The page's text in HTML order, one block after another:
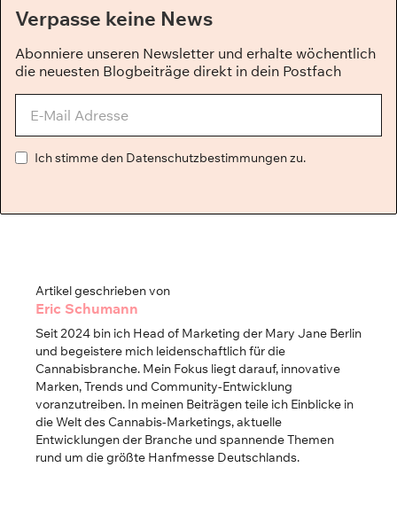
Verpasse keine News
Abonniere unseren Newsletter und erhalte wöchentlich
die neuesten Blogbeiträge direkt in dein Postfach
Ich stimme den Datenschutzbestimmungen zu.
Artikel geschrieben von
Eric Schumann
Seit 2024 bin ich Head of Marketing der Mary Jane Berlin
und begeistere mich leidenschaftlich für die
Cannabisbranche. Mein Fokus liegt darauf, innovative
Marken, Trends und Community-Entwicklung
voranzutreiben. In meinen Beiträgen teile ich Einblicke in
die Welt des Cannabis-Marketings, aktuelle
Entwicklungen der Branche und spannende Themen
rund um die größte Hanfmesse Deutschlands.